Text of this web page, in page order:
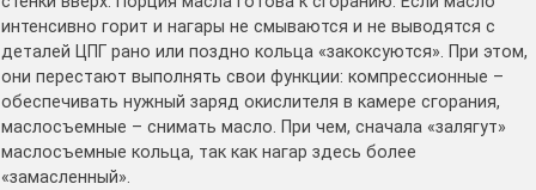
интенсивно горит и нагары не смываются и не выводятся с
деталей ЦПГ рано или поздно кольца «закоксуются». При этом,
они перестают выполнять свои функции: компрессионные –
обеспечивать нужный заряд окислителя в камере сгорания,
маслосъемные – снимать масло. При чем, сначала «залягут»
маслосъемные кольца, так как нагар здесь более
«замасленный».